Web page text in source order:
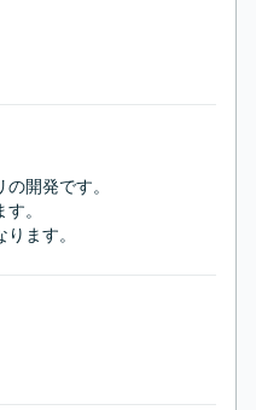
開発です。
。
ます。